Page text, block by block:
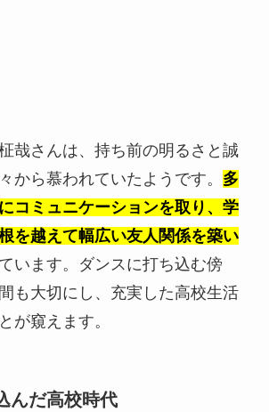
哉さんは、持ち前の明るさと誠
から慕われていたようです。 多
コミュニケーションを取り、学
を越えて幅広い友人関係を築い
います。ダンスに打ち込む傍
も大切にし、充実した高校生活
が窺えます。
んだ高校時代